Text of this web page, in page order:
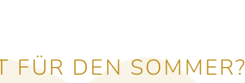
FÜR DEN SOMMER?